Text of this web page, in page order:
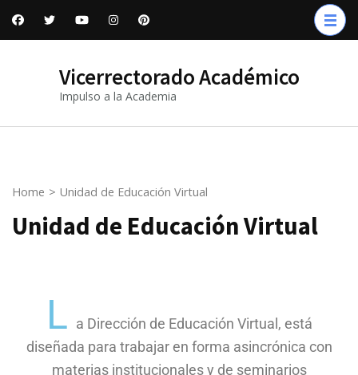
Vicerrectorado Académico
Impulso a la Academia
Home > Unidad de Educación Virtual
Unidad de Educación Virtual
L a Dirección de Educación Virtual, está
diseñada para trabajar en forma asincrónica con
materias institucionales y de seminarios